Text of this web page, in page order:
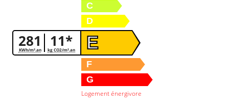
281
KWh/m².an 11*
kg CO2/m².an
C
D
E
F
G
Logement énergivore